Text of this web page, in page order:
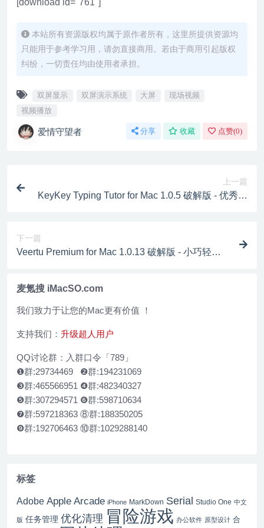
[download id="761"]
本站所有资源版权均属于原作者所有，这里所提供资源均
只能用于参考学习用，请勿直接商用。若由于商用引起版权
纠纷，一切责任均由使用者承担。
双屏显示 双屏演示系统 大屏
现场视频
视频播放
爱情守望者 分享 收藏 点赞(0)
上一篇
KeyKey Typing Tutor for Mac 1.0.5 破解版 - 优秀的
下一篇
Veertu Premium for Mac 1.0.13 破解版 - 小巧轻量
麦氪搜 iMacSO.com
我们致力于让您的Mac更有价值 ！
支持我们： 升级超人用户
QQ讨论群：入群口令「789」
❶群:29734469 ❷群:194231069
❸群:465566951 ❹群:482340327
❺群:307294571 ❻群:598710634
❼群:597218363 ⑧群:188350205
❾群:192706463 ⑩群:1029288140
标签
Adobe Apple Arcade iPhone MarkDown Serial Studio One 中文
版 任务管理 优化清理 冒险游戏 办公软件 原型设计 合